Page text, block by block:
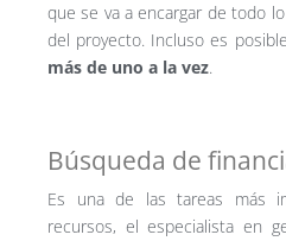
que se va a encargar de todo
del proyecto. Incluso es
más de uno a la vez.
Búsqueda de
Es una de las tareas más
recursos, el especialista en